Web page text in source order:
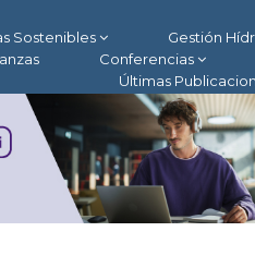
Sostenibles Gestión
Conferencias
Últimas